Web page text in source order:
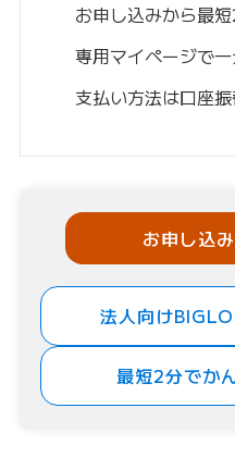
お申し込みから最
専用マイページで
支払い方法は口座
お申し込
法人向け
最短2分でか